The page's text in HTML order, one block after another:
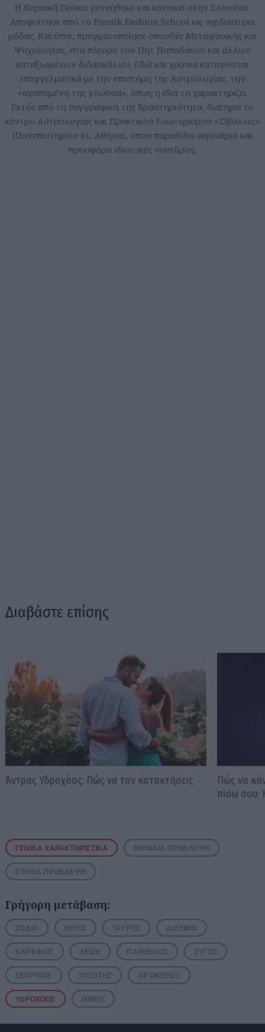
Η Κυριακή Γκιόκα γεννήθηκε και κατοικεί στην Ελευσίνα.
Αποφοίτησε από τo Pansik Fashion School ως σχεδιάστρια
μόδας. Κατόπιν, πραγματοποίησε σπουδές Μεταφυσικής και
Ψυχολογίας, στο πλευρό του Πητ Παπαδάκου και άλλων
καταξιωμένων διδασκάλων. Εδώ και χρόνια καταγίνεται
επαγγελματικά με την επιστήμη της Αστρολογίας, την
«αγαπημένη της γλώσσα», όπως η ίδια τη χαρακτηρίζει.
Εκτός από τη συγγραφική της δραστηριότητα, διατηρεί το
κέντρο Αστρολογίας και Πρακτικού Εσωτερισμού «Σίβυλλες»
(Πανεπιστημίου 61, Αθήνα), όπου παραδίδει σεμινάρια και
προσφέρει ιδιωτικές συνεδρίες.
Διαβάστε επίσης
Άντρας Υδροχόος: Πώς να τον κατακτήσεις
Πώς να
πίσω σου:
ΓΕΝΙΚΆ ΧΑΡΑΚΤΗΡΙΣΤΙΚΆ ΜΗΝΙΑΊΑ ΠΡΌΒΛΕΨΗ
ΕΤΉΣΙΑ ΠΡΌΒΛΕΨΗ
Γρήγορη μετάβαση:
ΖΏΔΙΑ ΚΡΙΌΣ ΤΑΎΡΟΣ ΔΊΔΥΜΟΙ
ΚΑΡΚΊΝΟΣ ΛΈΩΝ ΠΑΡΘΈΝΟΣ ΖΥΓΌΣ
ΣΚΟΡΠΙΌΣ ΤΟΞΌΤΗΣ ΑΙΓΌΚΕΡΩΣ
ΥΔΡΟΧΌΟΣ ΙΧΘΕΊΣ